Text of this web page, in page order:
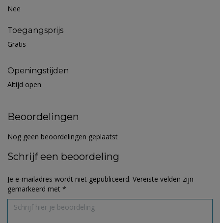
Nee
Toegangsprijs
Gratis
Openingstijden
Altijd open
Beoordelingen
Nog geen beoordelingen geplaatst
Schrijf een beoordeling
Je e-mailadres wordt niet gepubliceerd. Vereiste velden zijn
gemarkeerd met *